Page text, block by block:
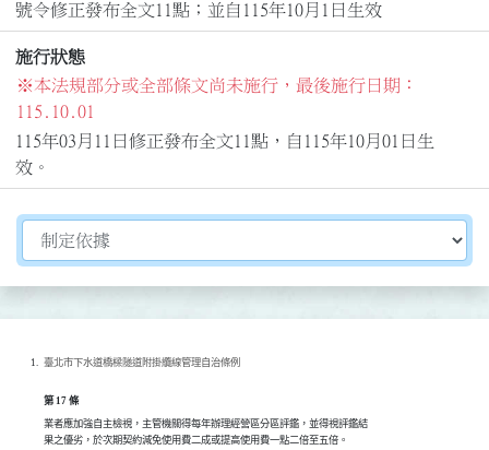
號令修正發布全文11點；並自115年10月1日生效
施行狀態
※本法規部分或全部條文尚未施行，最後施行日期：
115.10.01
115年03月11日修正發布全文11點，自115年10月01日生
切換選擇法規資訊內容
臺北市下水道橋樑隧道附掛纜線管理自治條例
第 17 條
業者應加強自主檢視，主管機關得每年辦理經營區分區評鑑，並得視評鑑結
果之優劣，於次期契約減免使用費二成或提高使用費一點二倍至五倍。